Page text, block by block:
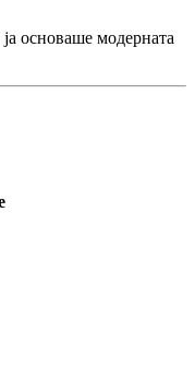
основаше модерната